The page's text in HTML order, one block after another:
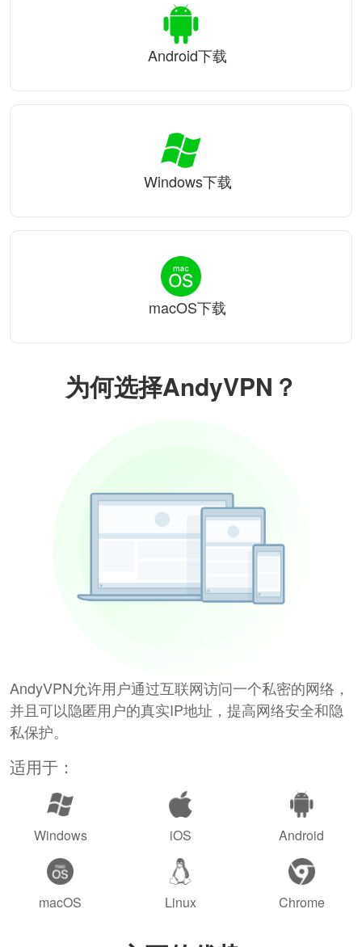
为何选择AndyVPN？
AndyVPN允许用户通过互联网访问一个私密的网络，
并且可以隐匿用户的真实IP地址，提高网络安全和隐
私保护。
适用于：
Windows iOS Android
macOS Linux Chrome
Android下载
Windows下载
macOS下载